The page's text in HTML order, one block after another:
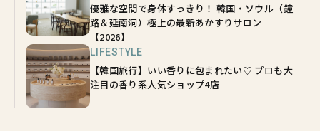
優雅な空間で身体すっきり！ 韓国・ソウル（鐘
路＆延南洞）極上の最新あかすりサロン
【2026】
LIFESTYLE
【韓国旅行】いい香りに包まれたい♡ プロも大
注目の香り系人気ショップ4店